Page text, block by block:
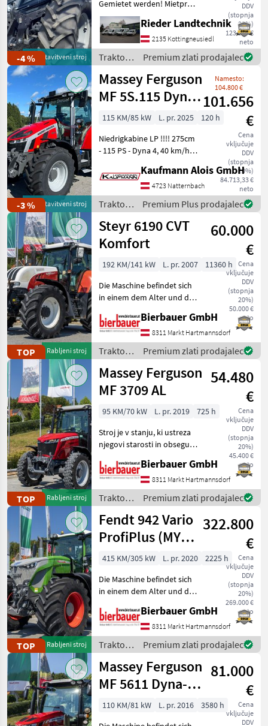
New Holland
387
Deutz Fahr
186
Valtra
154
John Deere
153
Prikaži
vse
(24)
MARKETPLACE
Marketplace
Ponudbe
trgovcev
oglasi
-4 %predstavitveni stroj
DDV
(stopnja
20%)
123.840 €
neto
Gemietet werden! Mietpreis
: € 38, - exkl. MwSt. Modell:
Powershift ohne Frontlader
Anbaukonsolen,
Beifahrersitz gepolstert mit
Sicherheitsgur
Rieder Landtechnik
2135 Kottingneusiedl
Traktor /
Deutz
Fahr
Premium zlati prodajalec
-3 %predstavitveni stroj
Massey Ferguson
MF 5S.115 Dyna-
4 Efficient
Namesto:
104.800 €
101.656
€
Cena
vključuje
DDV
(stopnja
20%)
84.713,33 €
neto
115 KM/85 kW L. pr. 2025
120 h
Niedrigkabine LP !!!! 275cm
- 115 PS - Dyna 4, 40 km/h
Hydraulikpumpe - Load
Sensing - 4 DW Steuergeräte
am Heck (2 elektrisch, 2
mechan
Kaufmann Alois GmbH
4723 Natternbach
Traktor /
Massey
Ferguson
Premium Plus prodajalec
TOP Rabljeni stroj
Steyr 6190 CVT
Komfort
60.000
€
Cena
vključuje
DDV
(stopnja
20%)
50.000 €
neto
192 KM/141 kW L. pr. 2007
11360 h
Die Maschine befindet sich
in einem dem Alter und der
Zustand und kann nach
telefonischer Vereinbarung
gerne vor Ort besichtigt
und geprüft we
Bierbauer GmbH
8311 Markt Hartmannsdorf
Traktor /
Steyr
Premium zlati prodajalec
TOP Rabljeni stroj
Massey Ferguson
MF 3709 AL
54.480
€
Cena
vključuje
DDV
(stopnja
20%)
45.400 €
neto
95 KM/70 kW L. pr. 2019
725 h
Stroj je v stanju, ki ustreza
njegovi starosti in obsegu
telefonskem dogovoru
mogoče ogledati in
preizkusiti na kraju samem.
Urejen rabljen st
Bierbauer GmbH
8311 Markt Hartmannsdorf
Traktor /
Massey
Ferguson
Premium zlati prodajalec
TOP Rabljeni stroj
Fendt 942 Vario
ProfiPlus (MY
2020)
322.800
€
Cena
vključuje
DDV
(stopnja
20%)
269.000 €
neto
415 KM/305 kW L. pr. 2020
2225 h
Die Maschine befindet sich
in einem dem Alter und der
Zustand und kann nach
telefonischer Vereinbarung
gerne vor Ort besichtigt
und geprüft we
Bierbauer GmbH
8311 Markt Hartmannsdorf
Traktor /
Fendt
Premium zlati prodajalec
Massey Ferguson
MF 5611 Dyna-6
Efficient
81.000
€
Cena
vključuje
DDV
110 KM/81 kW L. pr. 2016
3580 h